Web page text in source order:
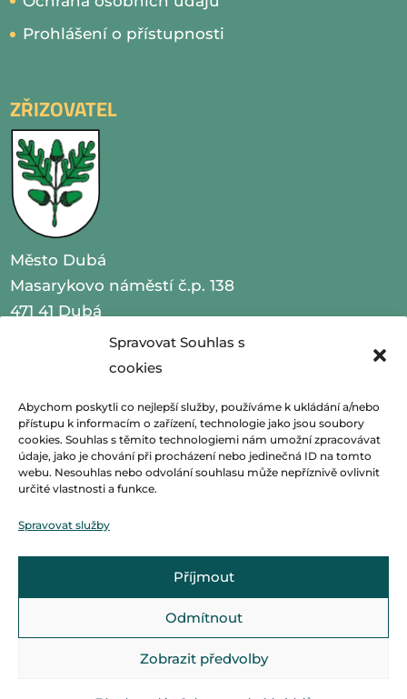
Spravovat Souhlas s
cookies
Abychom poskytli co nejlepší služby, používáme k ukládání a/nebo
přístupu k informacím o zařízení, technologie jako jsou soubory
cookies. Souhlas s těmito technologiemi nám umožní zpracovávat
údaje, jako je chování při procházení nebo jedinečná ID na tomto
webu. Nesouhlas nebo odvolání souhlasu může nepříznivě ovlivnit
určité vlastnosti a funkce.
Spravovat služby
Příjmout
Odmítnout
Zobrazit předvolby
Prohlášení o přístupnosti
ZŘIZOVATEL
Město Dubá
Masarykovo náměstí č.p. 138
471 41 Dubá
IČO 00260479
emailpodatelna@mestoduba.cz
webhttp://www.mestoduba.cz